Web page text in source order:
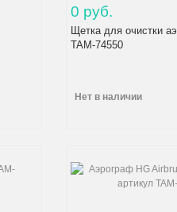
0 руб.
Щетка для очистки
TAM-74550
Нет в наличии